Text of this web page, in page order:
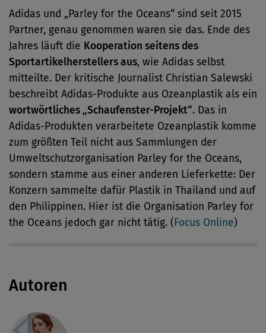
Adidas und „Parley for the Oceans“ sind seit 2015
Partner, genau genommen waren sie das. Ende des
Jahres läuft die Kooperation seitens des
Sportartikelherstellers aus, wie Adidas selbst
mitteilte. Der kritische Journalist Christian Salewski
beschreibt Adidas-Produkte aus Ozeanplastik als ein
wortwörtliches „Schaufenster-Projekt“. Das in
Adidas-Produkten verarbeitete Ozeanplastik komme
zum größten Teil nicht aus Sammlungen der
Umweltschutzorganisation Parley for the Oceans,
sondern stamme aus einer anderen Lieferkette: Der
Konzern sammelte dafür Plastik in Thailand und auf
den Philippinen. Hier ist die Organisation Parley for
the Oceans jedoch gar nicht tätig. ( Focus Online)
Autoren